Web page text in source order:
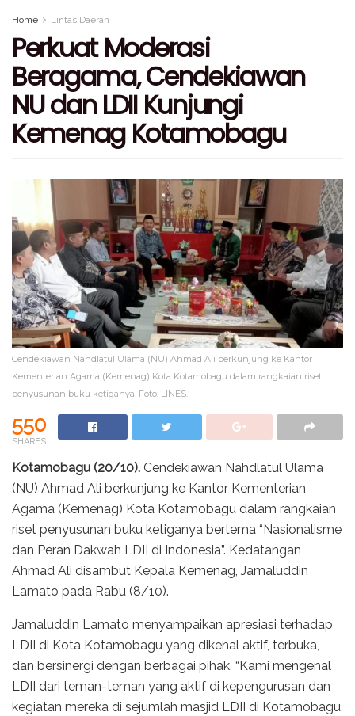
Home Lintas Daerah
Perkuat Moderasi
Beragama, Cendekiawan
NU dan LDII Kunjungi
Kemenag Kotamobagu
Cendekiawan Nahdlatul Ulama (NU) Ahmad Ali berkunjung ke Kantor
Kementerian Agama (Kemenag) Kota Kotamobagu dalam rangkaian riset
penyusunan buku ketiganya. Foto: LINES.
550
SHARES
Kotamobagu (20/10). Cendekiawan Nahdlatul Ulama
(NU) Ahmad Ali berkunjung ke Kantor Kementerian
Agama (Kemenag) Kota Kotamobagu dalam rangkaian
riset penyusunan buku ketiganya bertema “Nasionalisme
dan Peran Dakwah LDII di Indonesia”. Kedatangan
Ahmad Ali disambut Kepala Kemenag, Jamaluddin
Lamato pada Rabu (8/10).
Jamaluddin Lamato menyampaikan apresiasi terhadap
LDII di Kota Kotamobagu yang dikenal aktif, terbuka,
dan bersinergi dengan berbagai pihak. “Kami mengenal
LDII dari teman-teman yang aktif di kepengurusan dan
kegiatan mereka di sejumlah masjid LDII di Kotamobagu.